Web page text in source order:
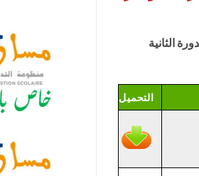
الثانية
التحميل